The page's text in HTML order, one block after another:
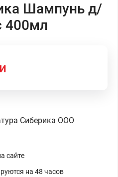
Шампунь д/
400мл
Сиберика ООО
сайте
на 48 часов